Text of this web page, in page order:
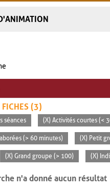
FICHES (3)
séances (X) Activités courtes (<
(> 60 minutes) (X) Petit
(X) Grand groupe (> 100) (X)
n'a donné aucun résultat